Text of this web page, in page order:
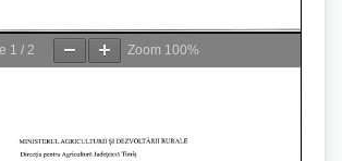
1 /2 Zoom 100%